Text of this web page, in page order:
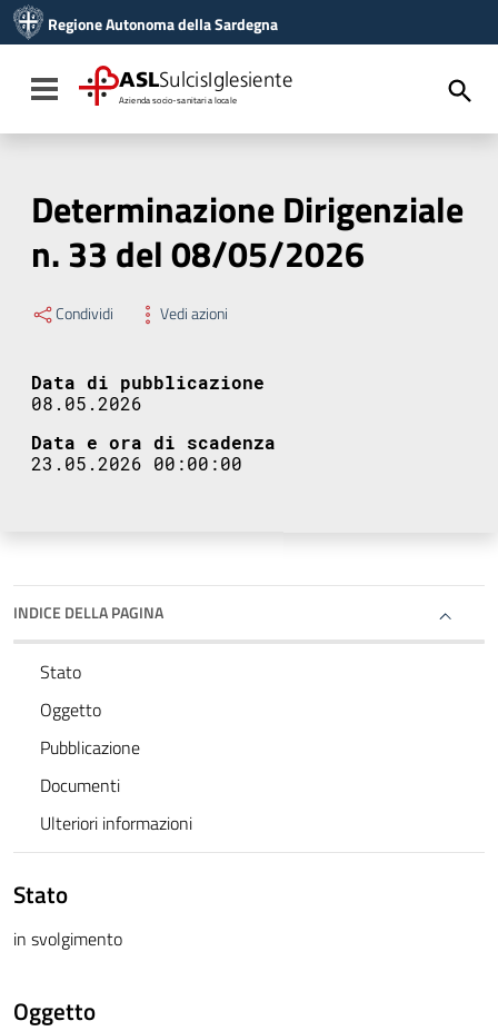
Vai al menu di navigazione
Vai al footer
Regione Autonoma della Sardegna
Toggle navigation
ASLSulcisIglesiente
Azienda socio-sanitaria locale
Determinazione Dirigenziale
n. 33 del 08/05/2026
Condividi Vedi azioni
Data di pubblicazione
08.05.2026
Data e ora di scadenza
23.05.2026 00:00:00
INDICE DELLA PAGINA
Stato
Oggetto
Pubblicazione
Documenti
Ulteriori informazioni
Stato
in svolgimento
Oggetto